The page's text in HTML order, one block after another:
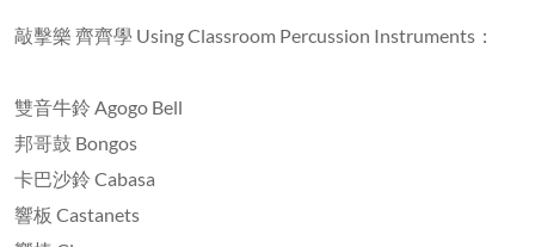
敲擊樂 齊齊學 Using Classroom Percussion Instruments：
雙音牛鈴 Agogo Bell
邦哥鼓 Bongos
卡巴沙鈴 Cabasa
響板 Castanets